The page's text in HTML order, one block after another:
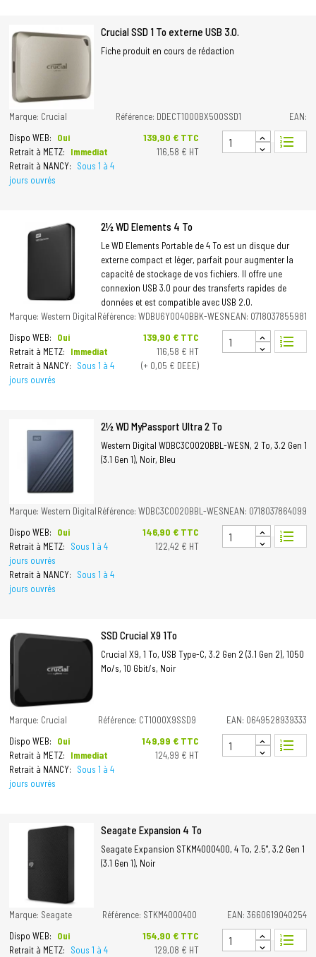
Crucial SSD 1 To externe USB 3.0.
Fiche produit en cours de rédaction
Marque: Crucial Référence: DDECT1000BX500SSD1
EAN:
Dispo WEB:
Oui
Retrait à METZ:
Immediat
Retrait à NANCY:
Sous 1 à 4
jours ouvrés
Prix
139,90 € TTC
116,58 € HT
format_list_numbered
2½ WD Elements 4 To
Le WD Elements Portable de 4 To est un disque dur
externe compact et léger, parfait pour augmenter la
capacité de stockage de vos fichiers. Il offre une
connexion USB 3.0 pour des transferts rapides de
données et est compatible avec USB 2.0.
Marque: Western DigitalRéférence: WDBU6Y0040BBK-WESNEAN: 0718037855981
Dispo WEB:
Oui
Retrait à METZ:
Immediat
Retrait à NANCY:
Sous 1 à 4
jours ouvrés
Prix
139,90 € TTC
116,58 € HT
(+ 0,05 € DEEE)
format_list_numbered
2½ WD MyPassport Ultra 2 To
Western Digital WDBC3C0020BBL-WESN, 2 To, 3.2 Gen 1
(3.1 Gen 1), Noir, Bleu
Marque: Western DigitalRéférence: WDBC3C0020BBL-WESNEAN: 0718037864099
Dispo WEB:
Oui
Retrait à METZ:
Sous 1 à 4
jours ouvrés
Retrait à NANCY:
Sous 1 à 4
jours ouvrés
Prix
146,90 € TTC
122,42 € HT
format_list_numbered
SSD Crucial X9 1To
Crucial X9, 1 To, USB Type-C, 3.2 Gen 2 (3.1 Gen 2), 1050
Mo/s, 10 Gbit/s, Noir
Marque: Crucial Référence: CT1000X9SSD9
EAN: 0649528939333
Dispo WEB:
Oui
Retrait à METZ:
Immediat
Retrait à NANCY:
Sous 1 à 4
jours ouvrés
Prix
149,99 € TTC
124,99 € HT
format_list_numbered
Seagate Expansion 4 To
Seagate Expansion STKM4000400, 4 To, 2.5", 3.2 Gen 1
(3.1 Gen 1), Noir
Marque: Seagate Référence: STKM4000400
EAN: 3660619040254
Dispo WEB:
Oui
Retrait à METZ:
Sous 1 à 4
Prix
154,90 € TTC
129,08 € HT
format_list_numbered